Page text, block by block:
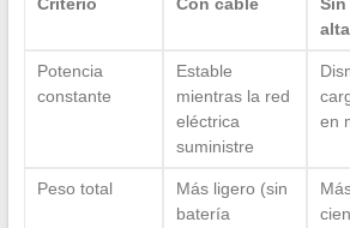
Potencia
constante
Estable
mientras la red
eléctrica
suministre
en
Peso total
Más ligero (sin
batería